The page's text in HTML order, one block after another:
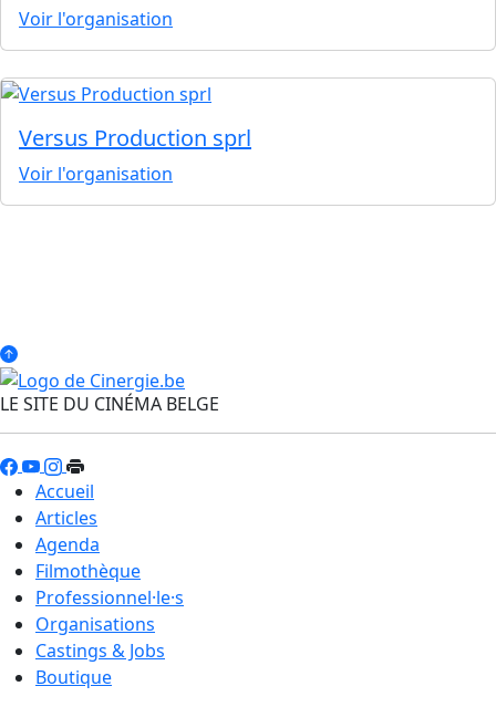
Voir l'organisation
Versus Production sprl
Voir l'organisation
LE SITE DU CINÉMA BELGE
Accueil
Articles
Agenda
Filmothèque
Professionnel·le·s
Organisations
Castings & Jobs
Boutique